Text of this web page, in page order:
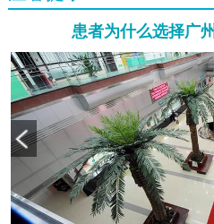
患者为什么选择广